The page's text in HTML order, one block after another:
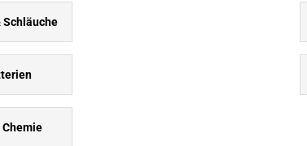
Schläuche
Chemie